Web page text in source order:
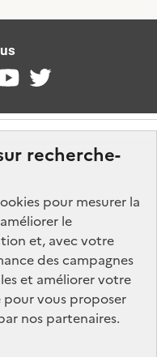
recherche-
pour mesurer la
le
et, avec votre
des campagnes
et améliorer votre
pour vous proposer
nos partenaires.